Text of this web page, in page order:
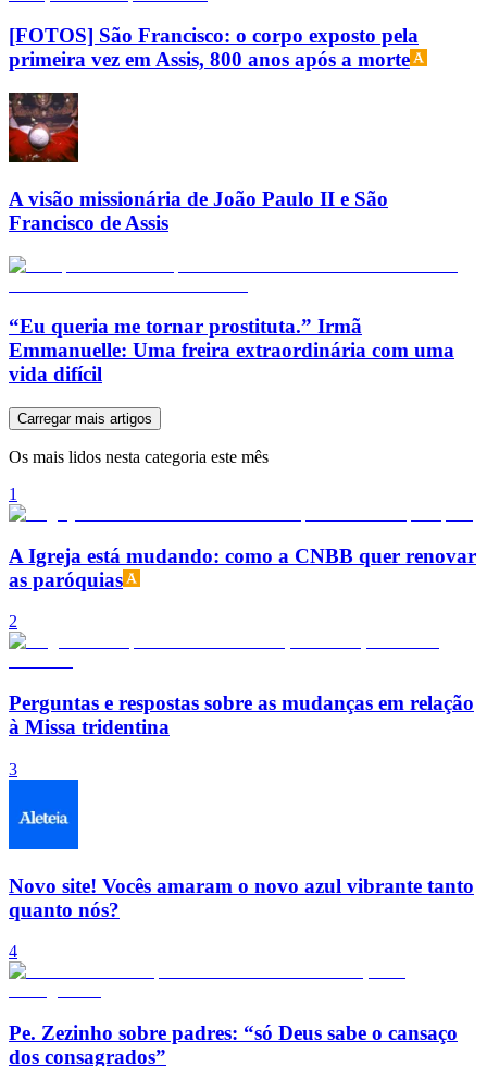
[FOTOS] São Francisco: o corpo exposto pela
primeira vez em Assis, 800 anos após a morte
A visão missionária de João Paulo II e São
Francisco de Assis
“Eu queria me tornar prostituta.” Irmã
Emmanuelle: Uma freira extraordinária com uma
vida difícil
Carregar mais artigos
Os mais lidos nesta categoria este mês
1
A Igreja está mudando: como a CNBB quer renovar
as paróquias
2
Perguntas e respostas sobre as mudanças em relação
à Missa tridentina
3
Novo site! Vocês amaram o novo azul vibrante tanto
quanto nós?
4
Pe. Zezinho sobre padres: “só Deus sabe o cansaço
dos consagrados”